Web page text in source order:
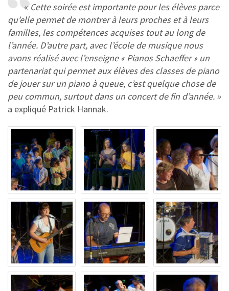
«Cette soirée est importante pour les élèves parce
qu’elle permet de montrer à leurs proches et à leurs
familles, les compétences acquises tout au long de
l’année. D’autre part, avec l’école de musique nous
avons réalisé avec l’enseigne « Pianos Schaeffer » un
partenariat qui permet aux élèves des classes de piano
de jouer sur un piano à queue, c’est quelque chose de
peu commun, surtout dans un concert de fin d’année. »
a expliqué Patrick Hannak.